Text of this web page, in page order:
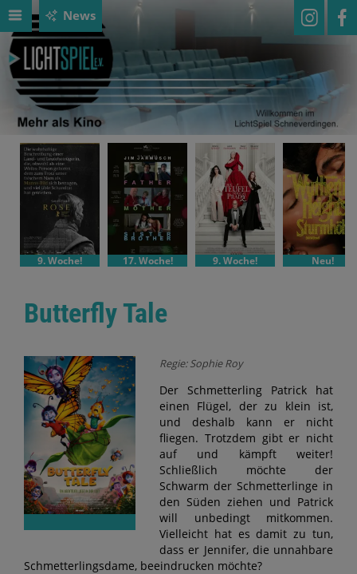
News
9. Woche! 17. Woche! 9. Woche! Neu!
Butterfly Tale
Regie: Sophie Roy
Der Schmetterling Patrick hat
einen Flügel, der zu klein ist,
und deshalb kann er nicht
fliegen. Trotzdem gibt er nicht
auf und kämpft weiter!
Schließlich möchte der
Schwarm der Schmetterlinge in
den Süden ziehen und Patrick
will unbedingt mitkommen.
Vielleicht hat es damit zu tun,
dass er Jennifer, die unnahbare
Schmetterlingsdame, beeindrucken möchte?